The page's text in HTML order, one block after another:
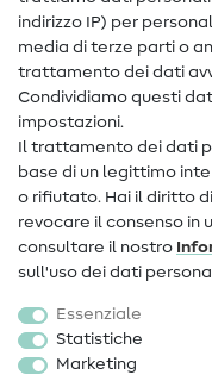
Assistenza e
Contatto
Informazioni sul nuovo
FAQ
Diritto di recesso
Popolare
Accessori cucito
Sale
indirizzo IP) per
media di terze parti o
trattamento dei dati
Condividiamo questi
impostazioni.
Il trattamento dei dati
base di un legittimo
o rifiutato. Hai il diritto
revocare il consenso in
consultare il nostro
sull'uso dei dati
Essenziale
Statistiche
Marketing